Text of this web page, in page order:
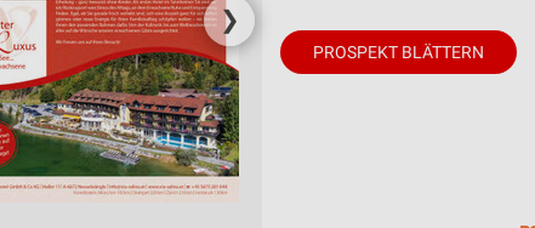
❯
PROSPEKT BLÄTTERN